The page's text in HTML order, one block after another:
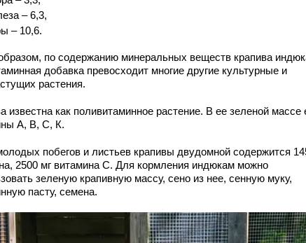
– 6,3,
– 10,6.
по содержанию минеральных веществ крапива
добавка превосходит многие другие культурные и
растения.
известна как поливитаминное растение. В ее зеленой массе
А, В, С, К.
побегов и листьев крапивы двудомной содержится
2500 мг витамина С. Для кормления индюкам можно
зеленую крапивную массу, сено из нее, сенную муку,
пасту, семена.